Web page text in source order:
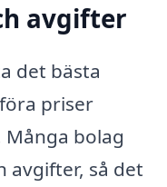
avgifter
det bästa
priser
bolag
avgifter, så det